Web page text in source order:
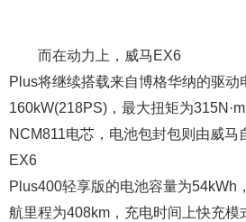
而在动力上，威马EX6
Plus将继续搭载来自博格华纳的驱动
160kW(218PS)，最大扭矩为
NCM811电芯，电池包封包则由威马
EX6
Plus400轻享版的电池容量为54kWh
航里程为408km，充电时间上快充模